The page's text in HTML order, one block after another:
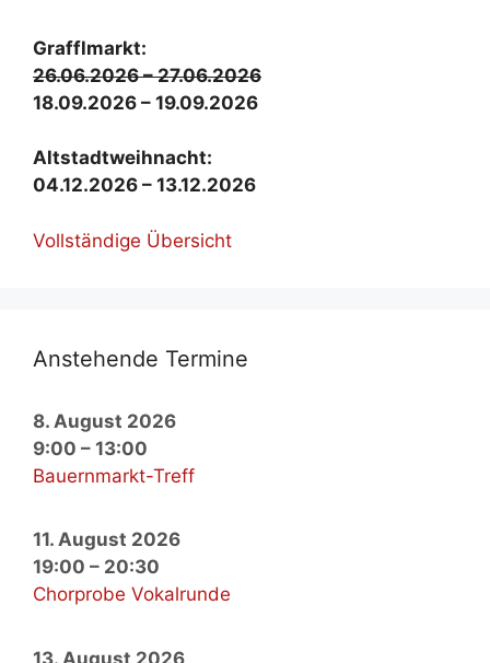
Graf­fl­markt:
26.06.2026 – 27.06.2026
18.09.2026 – 19.09.2026
Alt­stadt­weih­nacht:
04.12.2026 – 13.12.2026
Voll­stän­di­ge Über­sicht
An­ste­hen­de Ter­mi­ne
8. August 2026
9:00 – 13:00
Bauernmarkt-Treff
11. August 2026
19:00 – 20:30
Chorprobe Vokalrunde
13. August 2026